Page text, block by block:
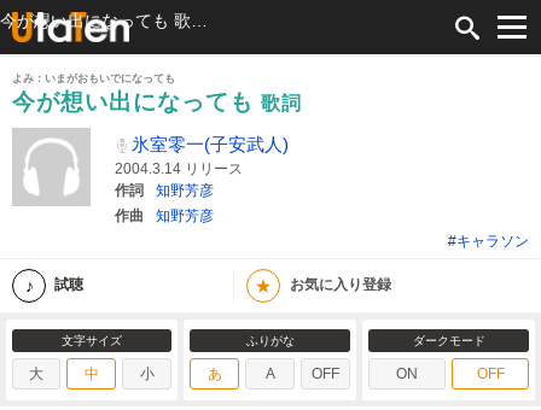
よみ：いまがおもいでになっても
今が想い出になっても 歌詞
氷室零一(子安武人)
2004.3.14 リリース
作詞
知野芳彦
作曲
知野芳彦
#キャラソン
試聴 ★ お気に入り登録
文字サイズ
大 中 小
ふりがな
あ A OFF
ダークモード
ON OFF